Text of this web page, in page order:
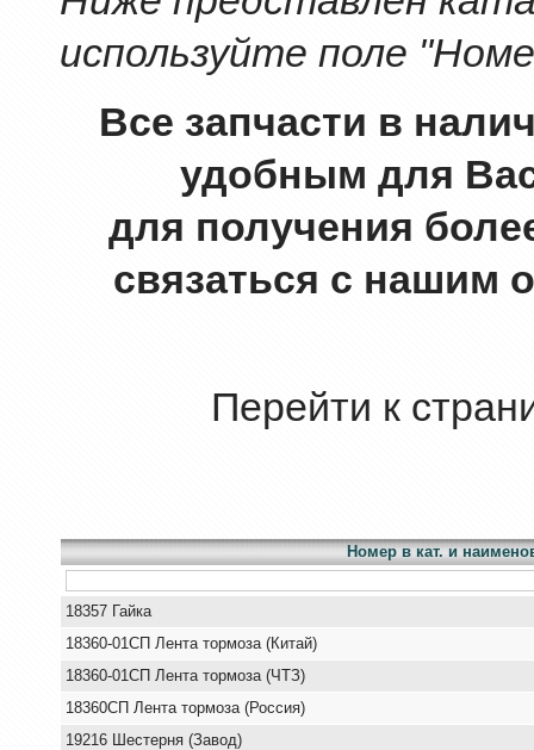
используйте поле
Все запчасти в
удобным для
для получения
связаться с нашим
Перейти к
Номер в кат. и
18357 Гайка
18360-01СП Лента тормоза (Китай)
18360-01СП Лента тормоза (ЧТЗ)
18360СП Лента тормоза (Россия)
19216 Шестерня (Завод)